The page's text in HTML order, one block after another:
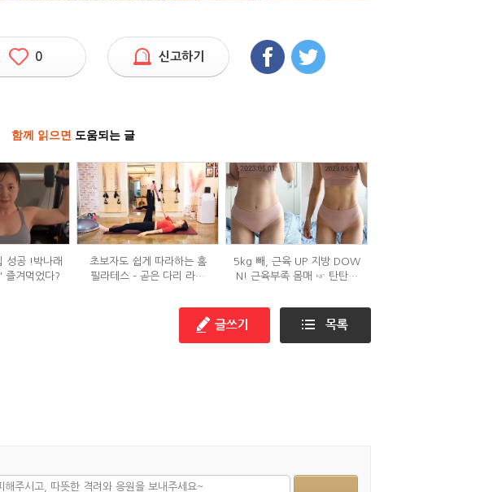
0 신고하기
함께 읽으면 도움되는 글
성공 !박나래
즐겨먹었다?
초보자도 쉽게 따라하는 홈
필라테스 – 곧은 다리 라인
5kg 빼, 근육 UP 지방 DOW
N! 근육부족 몸매 ☞ 탄탄몸